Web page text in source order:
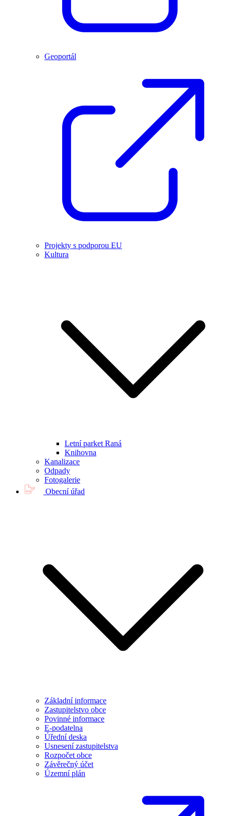
Geoportál
Projekty s podporou EU
Kultura
Letní parket Raná
Knihovna
Kanalizace
Odpady
Fotogalerie
Obecní úřad
Základní informace
Zastupitelstvo obce
Povinné informace
E-podatelna
Úřední deska
Usnesení zastupitelstva
Rozpočet obce
Závěrečný účet
Územní plán